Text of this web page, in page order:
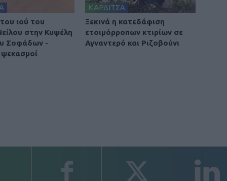
ιού του
στην Κυψέλη
Σοφάδων -
ΚΑΡΔΙΤΣΑ
Ξεκινά η κατεδάφιση
ετοιμόρροπων κτιρίων σε
Αγναντερό και Ριζοβούνι